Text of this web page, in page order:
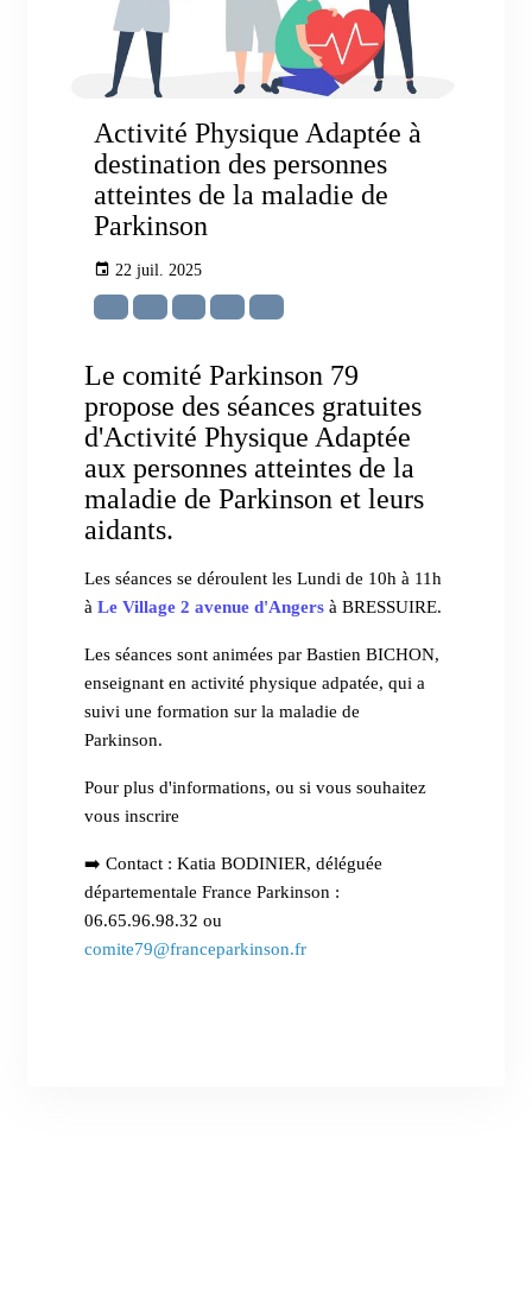
Activité Physique Adaptée à
destination des personnes
atteintes de la maladie de
Parkinson
22 juil. 2025
Le comité Parkinson 79
propose des séances gratuites
d'Activité Physique Adaptée
aux personnes atteintes de la
maladie de Parkinson et leurs
aidants.
Les séances se déroulent les Lundi de 10h à 11h
àLe Village 2 avenue d'Angers à BRESSUIRE.
Les séances sont animées par Bastien BICHON,
enseignant en activité physique adpatée, qui a
suivi une formation sur la maladie de
Parkinson.
Pour plus d'informations, ou si vous souhaitez
vous inscrire
➡️ Contact : Katia BODINIER, déléguée
départementale France Parkinson :
06.65.96.98.32 ou
comite79@franceparkinson.fr